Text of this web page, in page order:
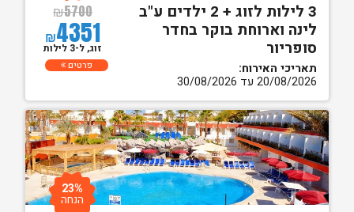
3 לילות לזוג + 2 ילדים ע"ב
לינה וארוחת בוקר בחדר
סופריור
תאריכי האירוח:
20/08/2026 עד 30/08/2026
₪5700
₪4351
זוג, ל-3 לילות
פרטים
23%
הנחה